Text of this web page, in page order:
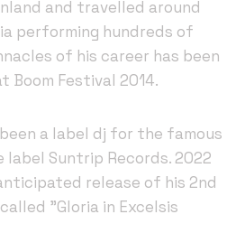
and travelled around
performing hundreds of
of his career has been
Boom Festival 2014.
a label dj for the famous
label Suntrip Records. 2022
release of his 2nd
”Gloria in Excelsis